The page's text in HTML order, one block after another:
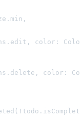
color:
color: